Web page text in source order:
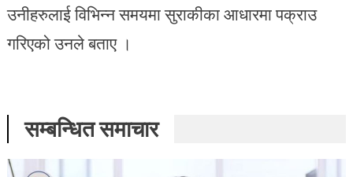
उनीहरुलाई विभिन्न समयमा सुराकीका आधारमा पक्राउ
गरिएको उनले बताए ।
सम्बन्धित समाचार